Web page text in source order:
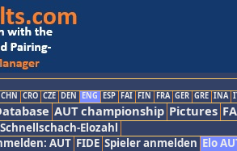
CHN CRO CZE DEN ENG ESP FAI FIN FRA GER GRE INA
AUT championship Pictures
Schnellschach-Elozahl
AUT FIDE Spieler anmelden Elo